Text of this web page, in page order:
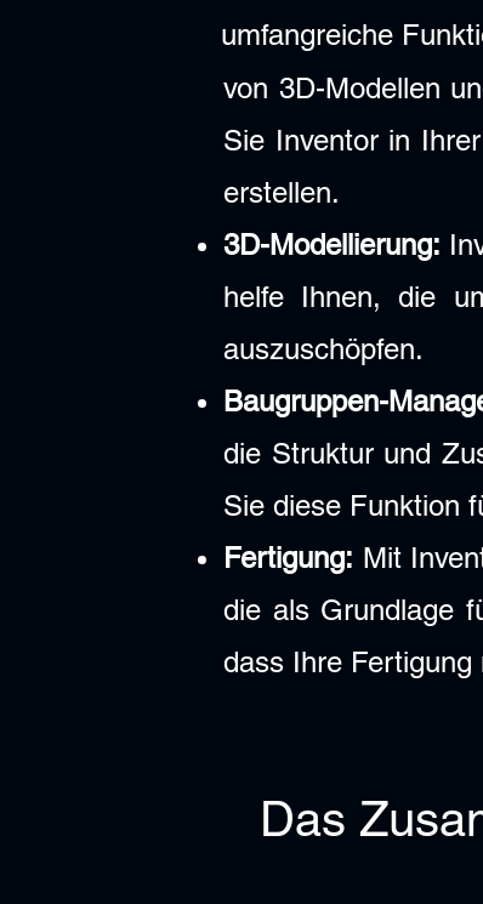
umfangreiche
von 3D-Modellen
Sie Inventor in
erstellen.
3D-Modellierung:
helfe Ihnen, die
auszuschöpfen.
Baugruppen-
die Struktur und
Sie diese Funktion
Fertigung: Mit
die als Grundlage
dass Ihre Fertigung
Das